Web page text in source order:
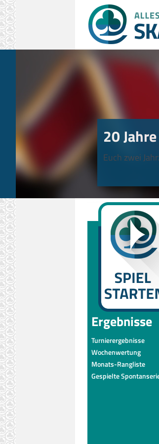
20
Euch zwei
Ergebnisse
Turnierergebnisse
Wochenwertung
Monats-Rangliste
Gespielte